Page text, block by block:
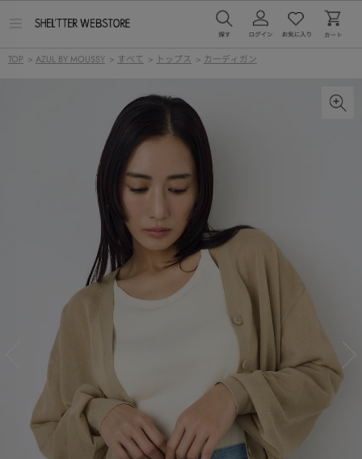
ー
TOP > AZUL BY MOUSSY > すべて > トップス > カーディガン